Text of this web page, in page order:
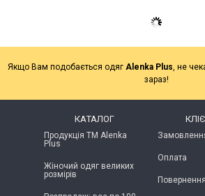
Якщо Вам подобається одяг Alenka Plus , не
зараз!
КАТАЛОГ
Продукція ТМ Alenka
Plus
Жіночий одяг великих
розмірів
Оплата
Повернення